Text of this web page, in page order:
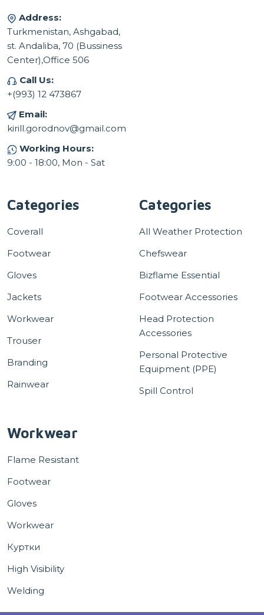
Address:
Turkmenistan, Ashgabad,
st. Andaliba, 70 (Bussiness
Center),Office 506
Call Us:
+(993) 12 473867
Email:
kirill.gorodnov@gmail.com
Working Hours:
9:00 - 18:00, Mon - Sat
Categories
Coverall
Footwear
Gloves
Jackets
Workwear
Trouser
Branding
Rainwear
Categories
All Weather Protection
Chefswear
Bizflame Essential
Footwear Accessories
Head Protection
Accessories
Personal Protective
Equipment (PPE)
Spill Control
Workwear
Flame Resistant
Footwear
Gloves
Workwear
Куртки
High Visibility
Welding